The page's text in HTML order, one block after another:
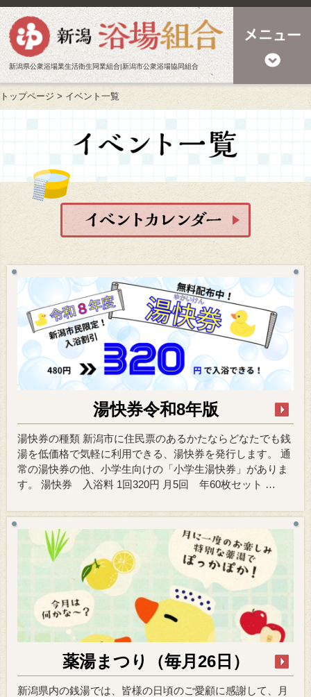
新潟県公衆浴場業生活衛生同業組合|新潟市公衆浴場協同組合
トップページ > イベント一覧
湯快券令和8年版
湯快券の種類 新潟市に住民票のあるかたならどなたでも銭
湯を低価格で気軽に利用できる、湯快券を発行します。 通
常の湯快券の他、小学生向けの「小学生湯快券」がありま
す。 湯快券 入浴料 1回320円 月5回 年60枚セット …
薬湯まつり（毎月26日）
新潟県内の銭湯では、皆様の日頃のご愛顧に感謝して、月